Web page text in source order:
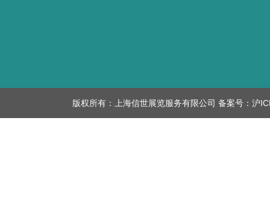
版权所有：上海信世展览服务有限公司 备案号： 沪